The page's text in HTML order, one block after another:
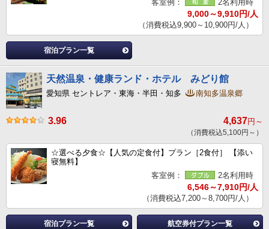
客室例： 2名利用時
9,000～9,910円/人
（消費税込9,900～10,900円/人）
宿泊プラン一覧
天然温泉・健康ランド・ホテル みどり館
愛知県 セントレア・東海・半田・知多 南知多温泉郷
3.96 4,637円～
（消費税込5,100円～）
☆選べる夕食☆【人気の定食付】プラン［2食付］ 【添い
寝無料】
客室例：
2名利用時
6,546～7,910円/人
（消費税込7,200～8,700円/人）
宿泊プラン一覧 航空券付プラン一覧